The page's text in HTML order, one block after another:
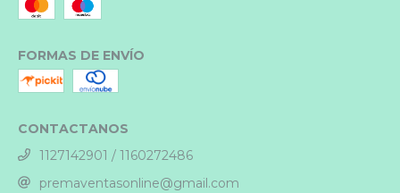
FORMAS DE ENVÍO
CONTACTANOS
1127142901 / 1160272486
premaventasonline@gmail.com